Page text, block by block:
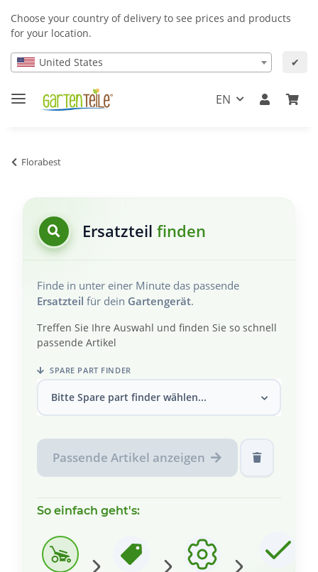
Choose your country of delivery to see prices and products
for your location.
United States ✔
EN
Florabest
Ersatzteil finden
Finde in unter einer Minute das passende
Ersatzteil für dein Gartengerät.
Treffen Sie Ihre Auswahl und finden Sie so schnell
passende Artikel
SPARE PART FINDER
Bitte Spare part finder wählen...
Passende Artikel anzeigen
So einfach geht's: